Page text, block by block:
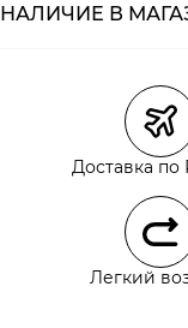
Курьерская
Самовывоз из
Самовывоз из
Курьерская
Самовывоз из
НАЛИЧИЕ В
Доставка по
Легкий